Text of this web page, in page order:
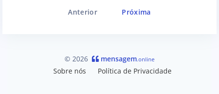
Anterior Próxima
© 2026 mensagem.online
Sobre nós Política de Privacidade